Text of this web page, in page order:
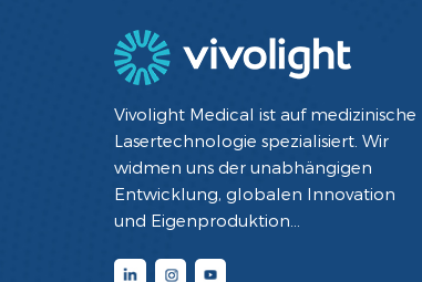
Vivolight Medical ist auf medizinische
Lasertechnologie spezialisiert. Wir
widmen uns der unabhängigen
Entwicklung, globalen Innovation
und Eigenproduktion
Diagnose- und Therapiegeräte mit